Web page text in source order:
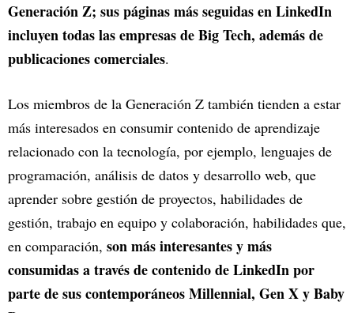
Generación Z; sus páginas más seguidas en LinkedIn
incluyen todas las empresas de Big Tech, además de
publicaciones comerciales.
Los miembros de la Generación Z también tienden a estar
más interesados en consumir contenido de aprendizaje
relacionado con la tecnología, por ejemplo, lenguajes de
programación, análisis de datos y desarrollo web, que
aprender sobre gestión de proyectos, habilidades de
gestión, trabajo en equipo y colaboración, habilidades que,
en comparación, son más interesantes y más
consumidas a través de contenido de LinkedIn por
parte de sus contemporáneos Millennial, Gen X y Baby